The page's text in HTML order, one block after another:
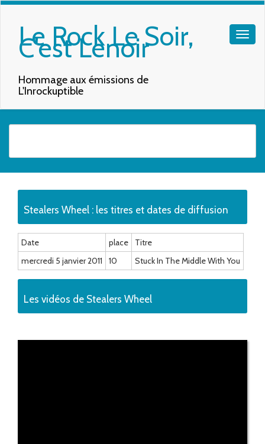
Le Rock Le Soir,
C'est Lenoir
Hommage aux émissions de
L'Inrockuptible
Stealers Wheel : les titres et dates de diffusion
Date place
Titre
mercredi 5 janvier 2011
10 Stuck In The Middle With You
Les vidéos de Stealers Wheel